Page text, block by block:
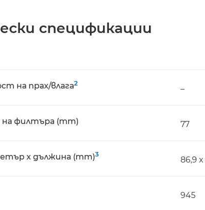
спецификации
на прах/влага2
–
филтъра (mm) 77
x дължина (mm)3
86,9 x
945